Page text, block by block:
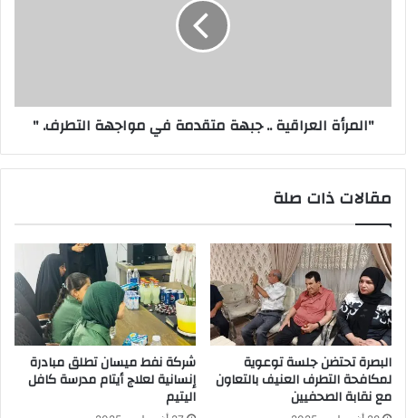
"
"المرأة العراقية .. جبهة متقدمة في مواجهة التطرف. "
مقالات ذات صلة
البصرة تحتضن جلسة توعوية
لمكافحة التطرف العنيف بالتعاون
مع نقابة الصحفيين
شركة نفط ميسان تطلق مبادرة
إنسانية لعلاج أيتام مدرسة كافل
اليتيم